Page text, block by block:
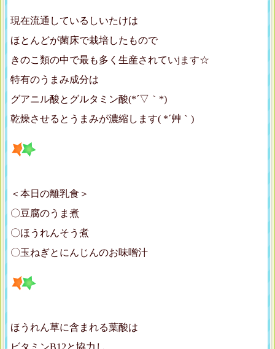
現在流通しているしいたけは
ほとんどが菌床で栽培したもので
きのこ類の中で最も多く生産されていjます☆
特有のうまみ成分は
グアニル酸とグルタミン酸(*´▽｀*)
乾燥させるとうまみが濃縮します( *´艸｀)
＜本日の離乳食＞
〇豆腐のうま煮
〇ほうれんそう煮
〇玉ねぎとにんじんのお味噌汁
ほうれん草に含まれる葉酸は